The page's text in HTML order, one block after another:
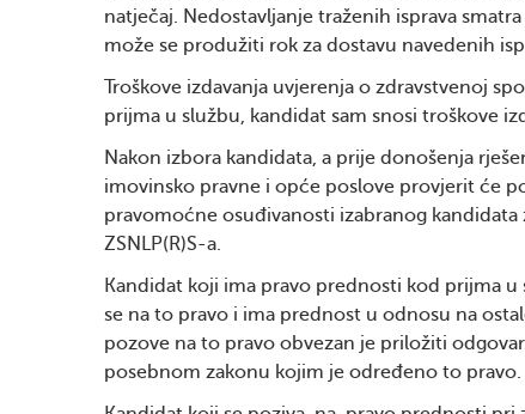
natječaj. Nedostavljanje traženih isprava
može se produžiti rok za dostavu navedenih
Troškove izdavanja uvjerenja o zdravstvenoj
prijma u službu, kandidat sam snosi troškove
Nakon izbora kandidata, a prije donošenja
imovinsko pravne i opće poslove provjerit će
pravomoćne osuđivanosti izabranog kandidata
ZSNLP(R)S-a.
Kandidat koji ima pravo prednosti kod prijma
se na to pravo i ima prednost u odnosu na
pozove na to pravo obvezan je priložiti
posebnom zakonu kojim je određeno to pravo.